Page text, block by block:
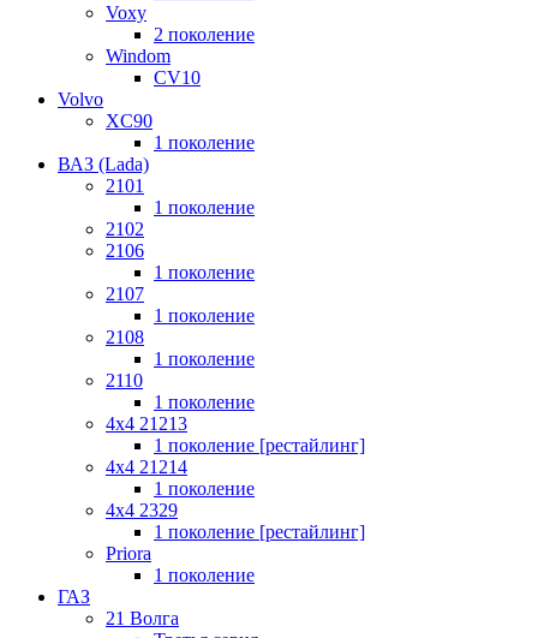
Voxy
2 поколение
Windom
СV10
Volvo
XC90
1 поколение
ВАЗ (Lada)
2101
1 поколение
2102
2106
1 поколение
2107
1 поколение
2108
1 поколение
2110
1 поколение
4x4 21213
1 поколение [рестайлинг]
4x4 21214
1 поколение
4x4 2329
1 поколение [рестайлинг]
Priora
1 поколение
ГАЗ
21 Волга